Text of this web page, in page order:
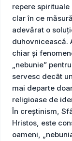
repere
clar în ce
adevărat o
duhovnicească.
chiar și
„nebunie”
servesc decât
mai departe
religioase de
În creștinism,
Hristos, este
oameni,